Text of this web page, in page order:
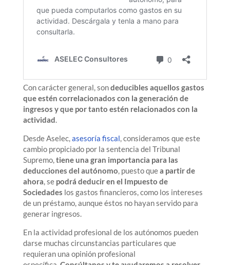
Con carácter general, sondeducibles aquellos gastos
que estén correlacionados con la generación de
ingresos y que por tanto estén relacionados con la
actividad.
Desde Aselec,asesoría fiscal, consideramos que este
cambio propiciado por la sentencia del Tribunal
Supremo,tiene una gran importancia para las
deducciones del autónomo, puesto quea partir de
ahora, se podrá deducir en el Impuesto de
Sociedades los gastos financieros, como los intereses
de un préstamo, aunque éstos no hayan servido para
generar ingresos.
En la actividad profesional de los autónomos pueden
darse muchas circunstancias particulares que
requieran una opinión profesional